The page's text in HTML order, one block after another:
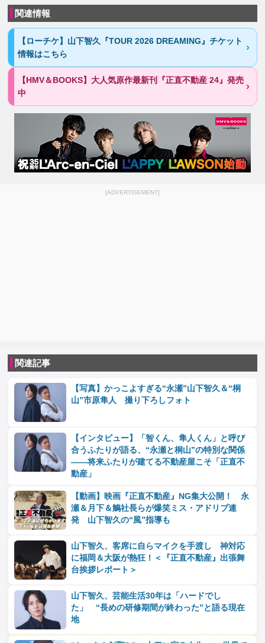
関連情報
【ローチケ】山下智久『TOUR 2026 DREAMING』チケット
情報はこちら
【HMV＆BOOKS】大人気原作最新刊『正直不動産 24』発売
中
[ADVERTISEMENT]
関連記事
【写真】かっこよすぎる“永瀬”山下智久＆“桐
山”市原隼人 撮り下ろしフォト
【インタビュー】「智くん、隼人くん」と呼び
合うふたりが語る、“永瀬と桐山”の特別な関係
――将来ふたりが建てる不動産屋こそ「正直不
動産」
【動画】映画『正直不動産』NG集大公開！ 永
瀬＆月下＆鵤社長らが爆笑ミス・アドリブ連
発 山下智久の“風”指導も
山下智久、客席に自らマイクを手渡し 神対応
に福岡＆大阪が熱狂！＜『正直不動産』出張舞
台挨拶レポート＞
山下智久、芸能生活30年は「ハードでし
た」 “長めの研修期間が終わった”と語る現在
地